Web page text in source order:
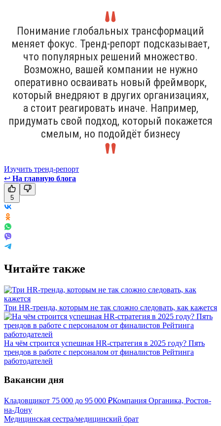
Понимание глобальных трансформаций
меняет фокус. Тренд-репорт подсказывает,
что популярных решений множество.
Возможно, вашей компании не нужно
оперативно осваивать новый фреймворк,
который внедряют в других организациях,
а стоит реагировать иначе. Например,
придумать свой подход, который покажется
смелым, но подойдёт бизнесу
Изучить тренд-репорт
↩ На главную блога
5
Читайте также
Три HR-тренда, которым не так сложно следовать, как кажется
На чём строится успешная HR-стратегия в 2025 году? Пять
трендов в работе с персоналом от финалистов Рейтинга
работодателей
Вакансии дня
Кладовщикот 75 000 до 95 000 ₽Компания Органика, Ростов-
на-Дону
Медицинская сестра/медицинский брат